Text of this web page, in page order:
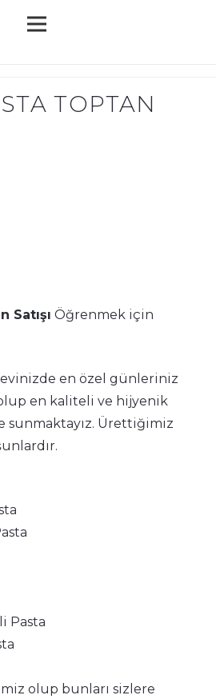
TOPTAN
Satışı Öğrenmek için
en özel günleriniz
en kaliteli ve hijyenik
sunmaktayız. Ürettiğimiz
Pasta
olup bunları sizlere